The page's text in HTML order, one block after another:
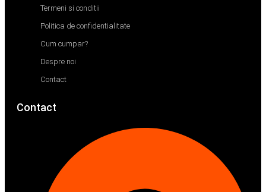
Termeni si conditii
Politica de confidentialitate
Cum cumpar?
Despre noi
Contact
Contact